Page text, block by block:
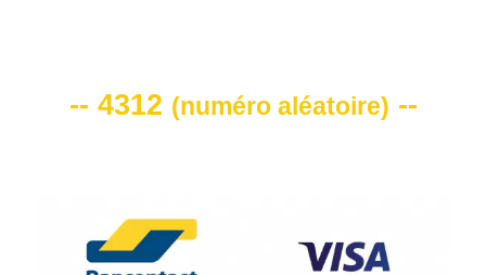
-- 4312 (numéro aléatoire) --